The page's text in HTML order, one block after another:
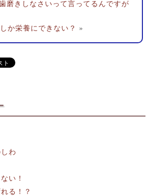
磨きしなさいって言ってるんですが
か栄養にできない？ »
わ
い！
る！？